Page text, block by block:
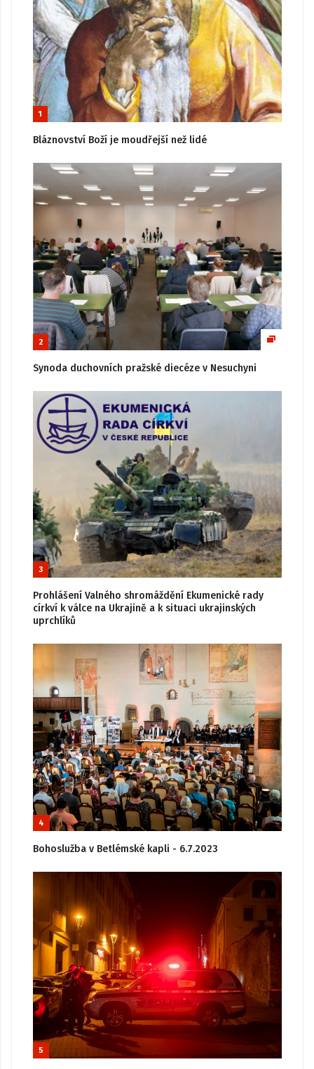
1
Bláznovství Boží je moudřejší než lidé
2
Synoda duchovních pražské diecéze v Nesuchyni
3
Prohlášení Valného shromáždění Ekumenické rady
církví k válce na Ukrajině a k situaci ukrajinských
uprchlíků
4
Bohoslužba v Betlémské kapli - 6.7.2023
5